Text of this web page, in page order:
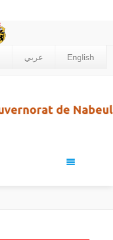
عربي English